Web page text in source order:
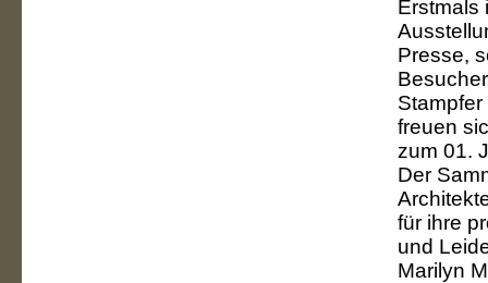
Erstmals
Presse,
freuen
zum 01.
Der
für ihre
und
Marilyn